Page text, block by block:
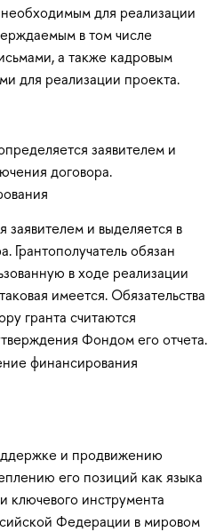
для реализации
в том числе
а также кадровым
для реализации проекта.
заявителем и
договора.
заявителем и выделяется в
Грантополучатель обязан
в ходе реализации
имеется. Обязательства
гранта считаются
Фондом его отчета.
финансирования
и продвижению
его позиций как языка
инструмента
Федерации в мировом